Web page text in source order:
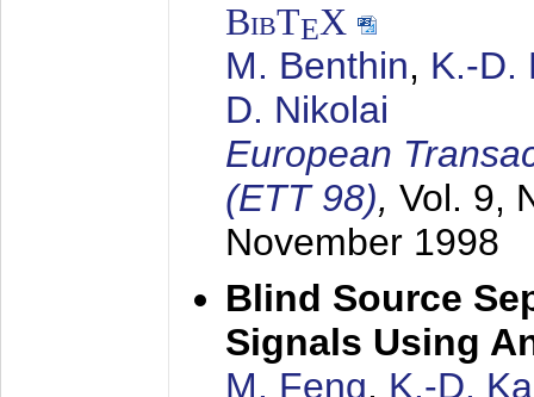
BibTEX
M. Benthin, K.-D.
D. Nikolai
European
(ETT 98), Vol. 9,
November 1998
Blind Source
Signals Using
M. Feng, K.-D.